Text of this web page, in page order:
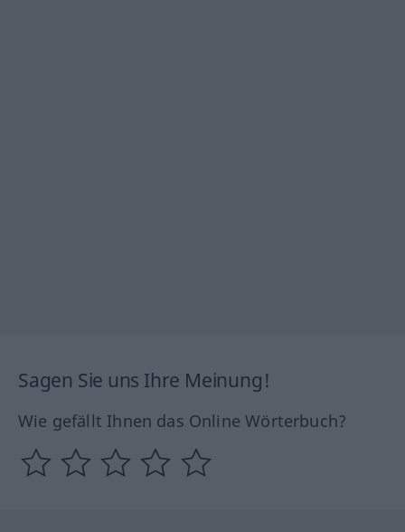
Sagen Sie uns Ihre Meinung!
Wie gefällt Ihnen das Online Wörterbuch?